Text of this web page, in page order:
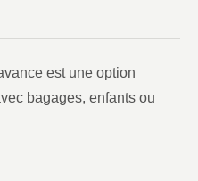
est une option
bagages, enfants ou